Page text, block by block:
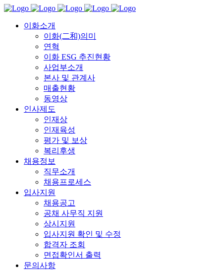
이화소개
이화(二和)의미
연혁
이화 ESG 추진현황
사업부소개
본사 및 관계사
매출현황
동영상
인사제도
인재상
인재육성
평가 및 보상
복리후생
채용정보
직무소개
채용프로세스
입사지원
채용공고
공채 사무직 지원
상시지원
입사지원 확인 및 수정
합격자 조회
면접확인서 출력
문의사항